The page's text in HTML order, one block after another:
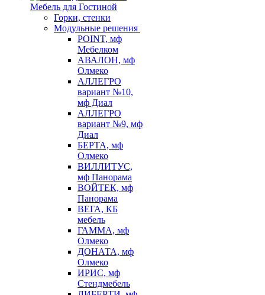
Мебель для Гостиной
Горки, стенки
Модульные решения
POINT, мф
Мебелком
АВАЛОН, мф
Олмеко
АЛЛЕГРО
вариант №10,
мф Диал
АЛЛЕГРО
вариант №9, мф
Диал
БЕРТА, мф
Олмеко
ВИЛЛИТУС,
мф Панорама
ВОЙТЕК, мф
Панорама
ВЕГА, КБ
мебель
ГАММА, мф
Олмеко
ДОНАТА, мф
Олмеко
ИРИС, мф
Стендмебель